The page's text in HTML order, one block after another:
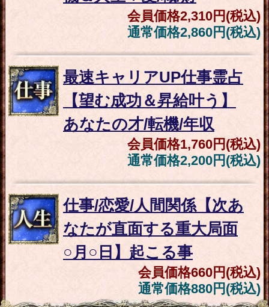
“絶対復縁したい”元恋人/
元伴侶と再び愛結ぶ◆2
人の現状/最終関係
会員価格1,320円(税込)
通常価格1,650円(税込)
正直に教えて“彼は私と
どうなりたい？”あなた
への望み/衝動/恋行方
1,100円(税込)
通常価格
もう失恋済？/まだ脈ア
リ？“反応薄い彼の本
音”今の心境/至る恋結末
660円(税込)
880円(税込)